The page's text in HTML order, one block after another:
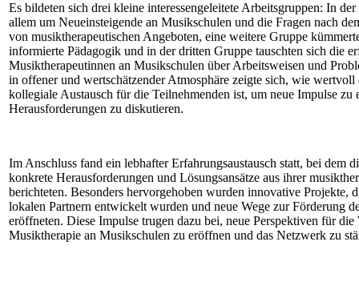
Es bildeten sich drei kleine interessengeleitete Arbeitsgruppen: In
allem um Neueinsteigende an Musikschulen und die Fragen nach
von musiktherapeutischen Angeboten, eine weitere Gruppe
informierte Pädagogik und in der dritten Gruppe tauschten sich die
Musiktherapeutinnen an Musikschulen über Arbeitsweisen und
in offener und wertschätzender Atmosphäre zeigte sich, wie wertvoll
kollegiale Austausch für die Teilnehmenden ist, um neue Impulse zu
Herausforderungen zu diskutieren.
Im Anschluss fand ein lebhafter Erfahrungsaustausch statt, bei dem
konkrete Herausforderungen und Lösungsansätze aus ihrer
berichteten. Besonders hervorgehoben wurden innovative Projekte,
lokalen Partnern entwickelt wurden und neue Wege zur Förderung
eröffneten. Diese Impulse trugen dazu bei, neue Perspektiven für
Musiktherapie an Musikschulen zu eröffnen und das Netzwerk zu